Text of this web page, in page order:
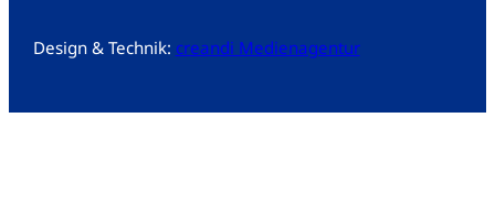
Design & Technik: creandi Medienagentur